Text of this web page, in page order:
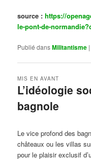
source :https://
le-pont-de-
Publié dansMilitantisme |
L’idéologie
bagnole
MIS EN AVANT
Le vice profond des
châteaux ou les villas
pour le plaisir exclusif